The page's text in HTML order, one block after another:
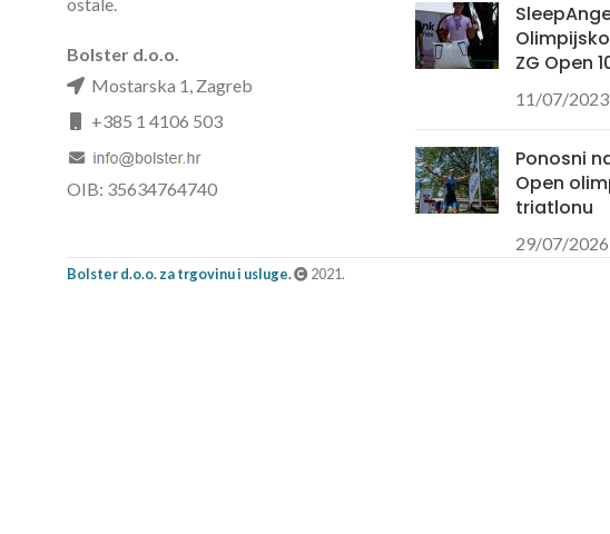
Bolster d.o.o.
Mostarska 1, Zagreb
+385 1 4106 503
OIB: 35634764740
ZG Open
11/07/2023
Ponosni
Open
triatlonu
29/07/2026
Bolster d.o.o. za trgovinu i usluge. 2021.